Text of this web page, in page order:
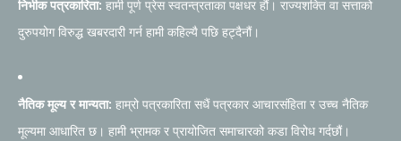
निर्भीक पत्रकारिता: हामी पूर्ण प्रेस स्वतन्त्रताका पक्षधर हौं। राज्यशक्ति वा सत्ताको
दुरुपयोग विरुद्ध खबरदारी गर्न हामी कहिल्यै पछि हट्दैनौं।
नैतिक मूल्य र मान्यता: हाम्रो पत्रकारिता सधैं पत्रकार आचारसंहिता र उच्च नैतिक
मूल्यमा आधारित छ। हामी भ्रामक र प्रायोजित समाचारको कडा विरोध गर्दछौं।